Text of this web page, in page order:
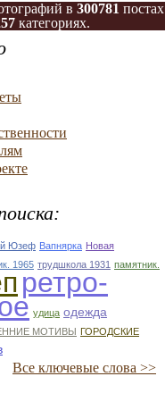
в 300781 постах
категориях.
Юзеф Вапнярка Новая
1965 трудшкола 1931 памятник.
ретро-
удица одежда
МОТИВЫ ГОРОДСКИЕ
Все ключевые слова >>